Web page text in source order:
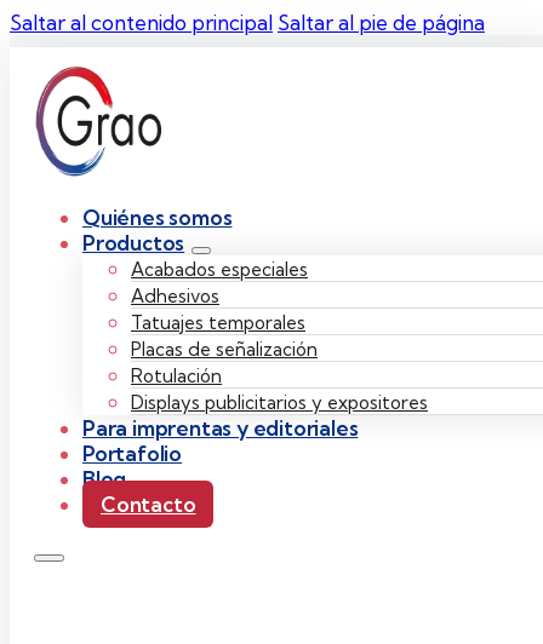
Saltar al contenido principal Saltar al pie de página
Quiénes somos
Productos
Acabados especiales
Adhesivos
Tatuajes temporales
Placas de señalización
Rotulación
Displays publicitarios y expositores
Para imprentas y editoriales
Portafolio
Blog
Contacto